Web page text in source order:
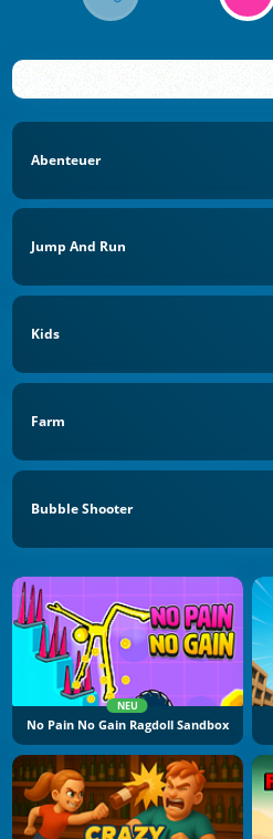
Abenteuer
Jump And Run
Kids
Farm
Bubble Shooter
NEU
No Pain No Gain Ragdoll Sandbox